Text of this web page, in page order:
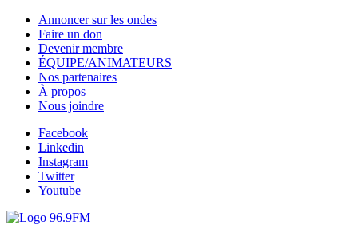
Annoncer sur les ondes
Faire un don
Devenir membre
ÉQUIPE/ANIMATEURS
Nos partenaires
À propos
Nous joindre
Facebook
Linkedin
Instagram
Twitter
Youtube